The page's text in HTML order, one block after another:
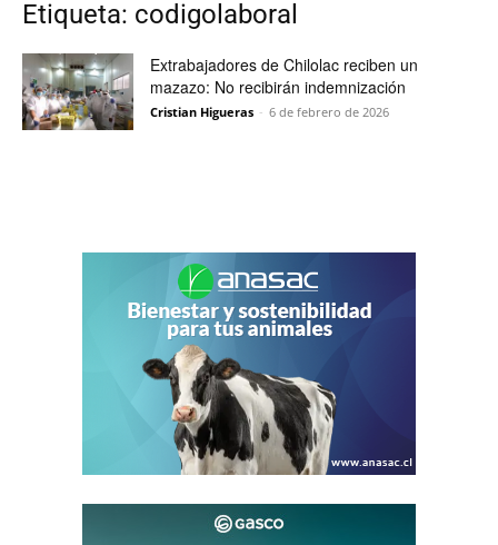
Etiqueta: codigolaboral
Extrabajadores de Chilolac reciben un
mazazo: No recibirán indemnización
Cristian Higueras - 6 de febrero de 2026